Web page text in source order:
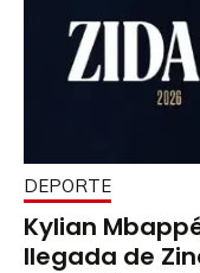
DEPORTE
Kylian
llegada de